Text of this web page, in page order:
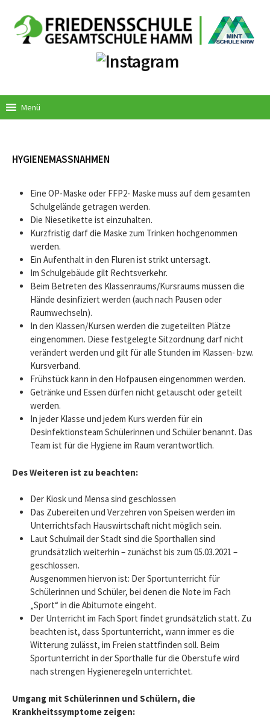
Inhalt
Menü
HYGIENEMASSNAHMEN
Eine OP-Maske oder FFP2- Maske muss auf dem gesamten
Schulgelände getragen werden.
Die Niesetikette ist einzuhalten.
Kurzfristig darf die Maske zum Trinken hochgenommen
werden.
Ein Aufenthalt in den Fluren ist strikt untersagt.
Im Schulgebäude gilt Rechtsverkehr.
Beim Betreten des Klassenraums/Kursraums müssen die
Hände desinfiziert werden (auch nach Pausen oder
Raumwechseln).
In den Klassen/Kursen werden die zugeteilten Plätze
eingenommen. Diese festgelegte Sitzordnung darf nicht
verändert werden und gilt für alle Stunden im Klassen- bzw.
Kursverband.
Frühstück kann in den Hofpausen eingenommen werden.
Getränke und Essen dürfen nicht getauscht oder geteilt
werden.
In jeder Klasse und jedem Kurs werden für ein
Desinfektionsteam Schülerinnen und Schüler benannt. Das
Team ist für die Hygiene im Raum verantwortlich.
Des Weiteren ist zu beachten:
Der Kiosk und Mensa sind geschlossen
Das Zubereiten und Verzehren von Speisen werden im
Unterrichtsfach Hauswirtschaft nicht möglich sein.
Laut Schulmail der Stadt sind die Sporthallen sind
grundsätzlich weiterhin – zunächst bis zum 05.03.2021 –
geschlossen.
Ausgenommen hiervon ist: Der Sportunterricht für
Schülerinnen und Schüler, bei denen die Note im Fach
„Sport“ in die Abiturnote eingeht.
Der Unterricht im Fach Sport findet grundsätzlich statt. Zu
beachten ist, dass Sportunterricht, wann immer es die
Witterung zulässt, im Freien stattfinden soll. Beim
Sportunterricht in der Sporthalle für die Oberstufe wird
nach strengen Hygieneregeln unterrichtet.
Umgang mit Schülerinnen und Schülern, die
Krankheitssymptome zeigen: